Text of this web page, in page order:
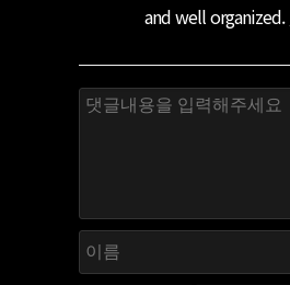
and well organized.